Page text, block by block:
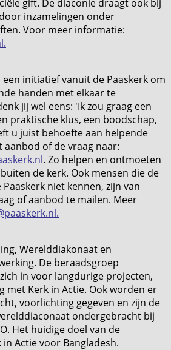
gift. De diaconie draagt ook bij
inzamelingen onder
Voor meer informatie:
.
initiatief vanuit de Paaskerk om
handen met elkaar te
jij wel eens: 'Ik zou graag een
praktische klus, een boodschap,
u juist behoefte aan helpende
aanbod of de vraag naar:
. Zo helpen en ontmoeten
de kerk. Ook mensen die de
niet kennen, zijn van
of aanbod te mailen. Meer
.
Werelddiakonaat en
De beraadsgroep
in voor langdurige projecten,
met Kerk in Actie. Ook worden er
voorlichting gegeven en zijn de
ondergebracht bij
Het huidige doel van de
Actie voor Bangladesh.